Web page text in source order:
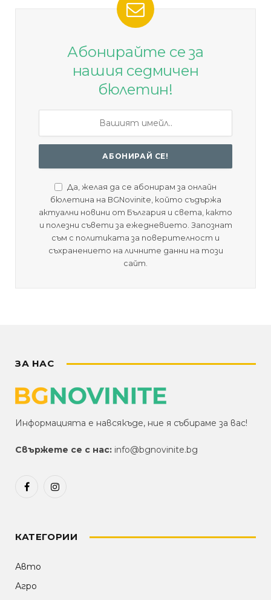
Абонирайте се за
нашия седмичен
бюлетин!
Да, желая да се абонирам за онлайн
бюлетина на BGNovinite, който съдържа
актуални новини от България и света, както
и полезни съвети за ежедневието. Запознат
съм с политиката за поверителност и
съхранението на личните данни на този
сайт.
ЗА НАС
Информацията е навсякъде, ние я събираме за вас!
Свържете се с нас: info@bgnovinite.bg
FacebookInstagram
КАТЕГОРИИ
Авто
Агро